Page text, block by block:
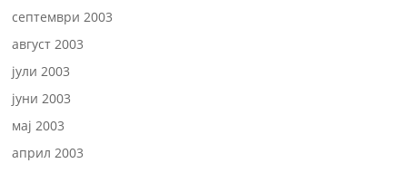
септември 2003
август 2003
јули 2003
јуни 2003
мај 2003
април 2003